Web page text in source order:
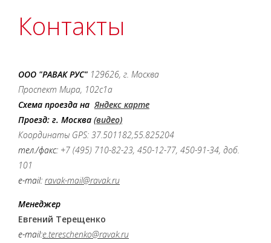
Контакты
ООО "РАВАК РУС" 129626, г. Москва
Проспект Мира, 102с1а
Схема проезда на Яндекс картe
Проезд: г. Москва (видео)
Координаты GPS: 37.501182,55.825204
тел./факс: +7 (495) 710-82-23, 450-12-77, 450-91-34, доб.
101
e-mail: ravak-mail@ravak.ru
Менеджер
Евгений Терещенко
e-mail:e.tereschenko@ravak.ru